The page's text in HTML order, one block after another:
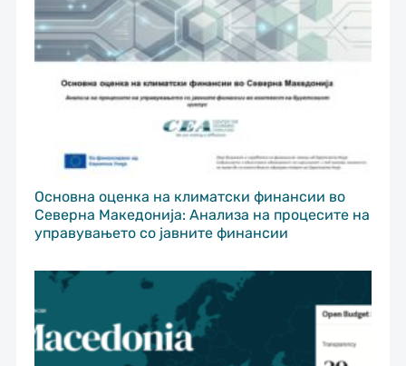
Основна оценка на климатски финансии во
Северна Македонија: Анализа на процесите на
управувањето со јавните финансии